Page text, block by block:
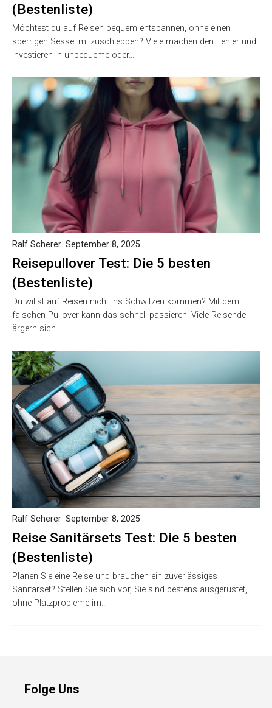
(Bestenliste)
Möchtest du auf Reisen bequem entspannen, ohne einen
sperrigen Sessel mitzuschleppen? Viele machen den Fehler und
investieren in unbequeme oder…
Reisepullover Test: Die 5 besten
(Bestenliste)
Ralf Scherer September 8, 2025
Du willst auf Reisen nicht ins Schwitzen kommen? Mit dem
falschen Pullover kann das schnell passieren. Viele Reisende
ärgern sich…
Reise Sanitärsets Test: Die 5 besten
(Bestenliste)
Ralf Scherer September 8, 2025
Planen Sie eine Reise und brauchen ein zuverlässiges
Sanitärset? Stellen Sie sich vor, Sie sind bestens ausgerüstet,
ohne Platzprobleme im…
Folge Uns